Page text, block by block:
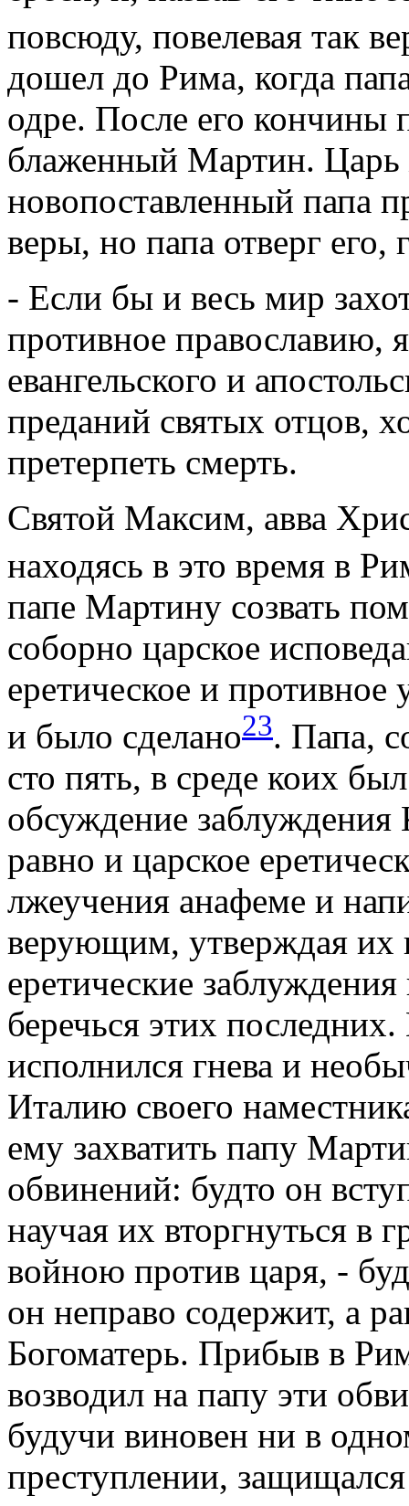
повсюду, повелевая так
дошел до Рима, когда
одре. После его
блаженный Мартин. Царь
новопоставленный папа
веры, но папа отверг его,
- Если бы и весь мир
противное православию,
евангельского и
преданий святых отцов,
претерпеть смерть.
Святой Максим, авва
находясь в это время в
папе Мартину созвать
соборно царское
еретическое и
и было сделано23. Папа,
сто пять, в среде коих
обсуждение
равно и царское
лжеучения анафеме и
верующим, утверждая их
еретические
беречься этих
исполнился гнева и
Италию своего
ему захватить папу
обвинений: будто он
научая их вторгнуться в
войною против царя, -
он неправо содержит, а
Богоматерь. Прибыв в
возводил на папу эти
будучи виновен ни в
преступлении,